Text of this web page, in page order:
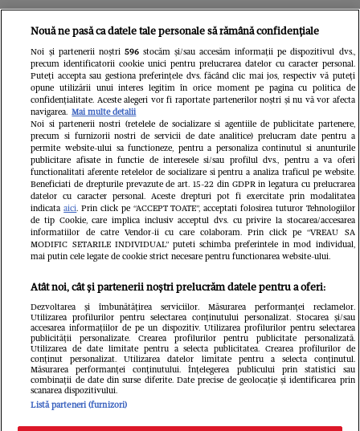
Unul dintre cele mai folosite
aeroporturi din Europa își închide
complet porțile timp de trei luni.
Milioane de pasageri, afectați
Un vecin instruit poate salva
o viață. Vezi despre ce e
vorba
Intră în
IKEA
Nouă ne pasă ca datele tale personale să rămână confidențiale
Noi și partenerii noștri 596stocăm și/sau accesăm informații pe dispozitivul dvs.,
precum identificatorii cookie unici pentru prelucrarea datelor cu caracter personal.
Puteți accepta sau gestiona preferințele dvs. făcând clic mai jos, respectiv vă puteți
opune utilizării unui interes legitim în orice moment pe pagina cu politica de
confidențialitate. Aceste alegeri vor fi raportate partenerilor noștri și nu vă vor afecta
navigarea. Mai multe detalii
Noi si partenerii nostri (retelele de socializare si agentiile de publicitate partenere,
precum si furnizorii nostri de servicii de date analitice) prelucram date pentru a
permite website-ului sa functioneze, pentru a personaliza continutul si anunturile
publicitare afisate in functie de interesele si/sau profilul dvs., pentru a va oferi
functionalitati aferente retelelor de socializare si pentru a analiza traficul pe website.
Beneficiati de drepturile prevazute de art. 15-22 din GDPR in legatura cu prelucrarea
datelor cu caracter personal. Aceste drepturi pot fi exercitate prin modalitatea
indicataaici. Prin click pe “ACCEPT TOATE”, acceptati folosirea tuturor Tehnologiilor
de tip Cookie, care implica inclusiv acceptul dvs. cu privire la stocarea/accesarea
informatiilor de catre Vendor-ii cu care colaboram. Prin click pe “VREAU SA
MODIFIC SETARILE INDIVIDUAL” puteti schimba preferintele in mod individual,
mai putin cele legate de cookie strict necesare pentru functionarea website-ului.
Atât noi, cât și partenerii noștri prelucrăm datele pentru a oferi:
Dezvoltarea și îmbunătățirea serviciilor. Măsurarea performanței reclamelor.
Utilizarea profilurilor pentru selectarea conținutului personalizat. Stocarea și/sau
accesarea informațiilor de pe un dispozitiv. Utilizarea profilurilor pentru selectarea
publicității personalizate. Crearea profilurilor pentru publicitate personalizată.
Utilizarea de date limitate pentru a selecta publicitatea. Crearea profilurilor de
conținut personalizat. Utilizarea datelor limitate pentru a selecta conținutul.
Măsurarea performanței conținutului. Înțelegerea publicului prin statistici sau
combinații de date din surse diferite. Date precise de geolocație și identificarea prin
scanarea dispozitivului.
Listă parteneri (furnizori)